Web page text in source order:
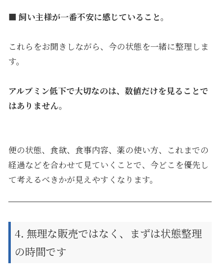
■ 飼い主様が一番不安に感じていること。
これらをお聞きしながら、今の状態を一緒に整理しま
す。
アルブミン低下で大切なのは、数値だけを見ることで
はありません。
便の状態、食欲、食事内容、薬の使い方、これまでの
経過などを合わせて見ていくことで、今どこを優先し
て考えるべきかが見えやすくなります。
4. 無理な販売ではなく、まずは状態整理
の時間です